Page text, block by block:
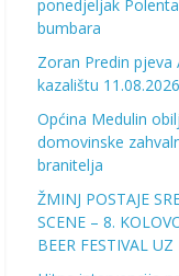
ponedjeljak
bumbara
Zoran Predin
kazalištu
Općina Medulin
domovinske
branitelja
ŽMINJ POSTAJE
SCENE – 8.
BEER FESTIVAL